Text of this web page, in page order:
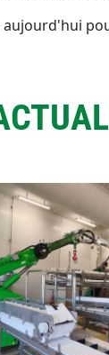
aujourd'hui